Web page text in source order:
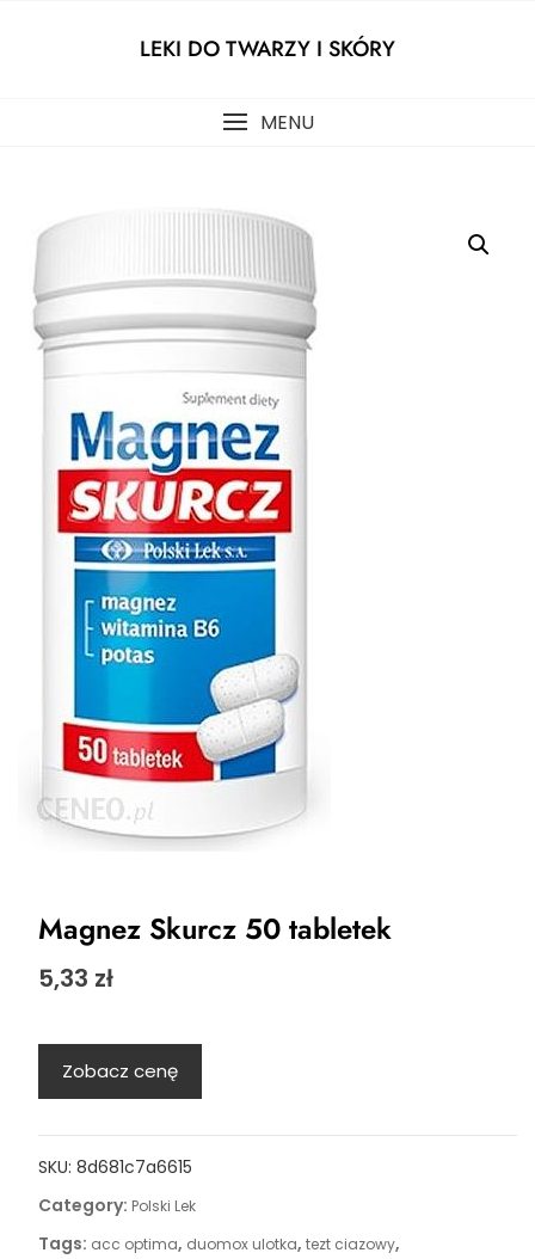
LEKI DO TWARZY I SKÓRY
MENU
Magnez Skurcz 50 tabletek
5,33 zł
Zobacz cenę
SKU: 8d681c7a6615
Category: Polski Lek
Tags: acc optima, duomox ulotka, tezt ciazowy,